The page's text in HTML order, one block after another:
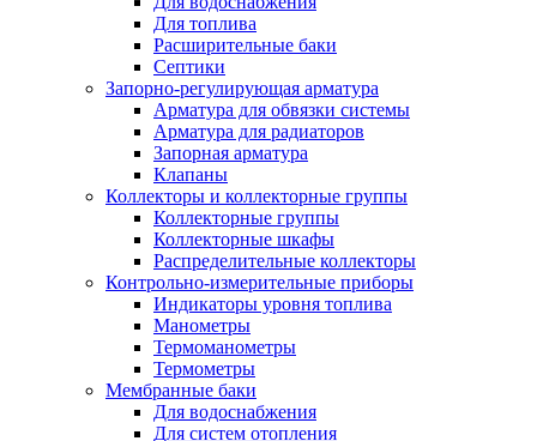
Для топлива
Расширительные баки
Септики
Запорно-регулирующая арматура
Арматура для обвязки системы
Арматура для радиаторов
Запорная арматура
Клапаны
Коллекторы и коллекторные группы
Коллекторные группы
Коллекторные шкафы
Распределительные коллекторы
Контрольно-измерительные приборы
Индикаторы уровня топлива
Манометры
Термоманометры
Термометры
Мембранные баки
Для водоснабжения
Для систем отопления